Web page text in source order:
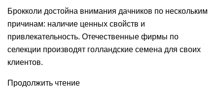
Брокколи достойна внимания дачников по нескольким
причинам: наличие ценных свойств и
привлекательность. Отечественные фирмы по
селекции производят голландские семена для своих
клиентов.
Продолжить чтение